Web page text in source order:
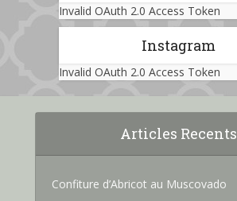
Invalid OAuth 2.0 Access Token
Instagram
Invalid OAuth 2.0 Access Token
Articles Recents
Confiture d’Abricot au Muscovado